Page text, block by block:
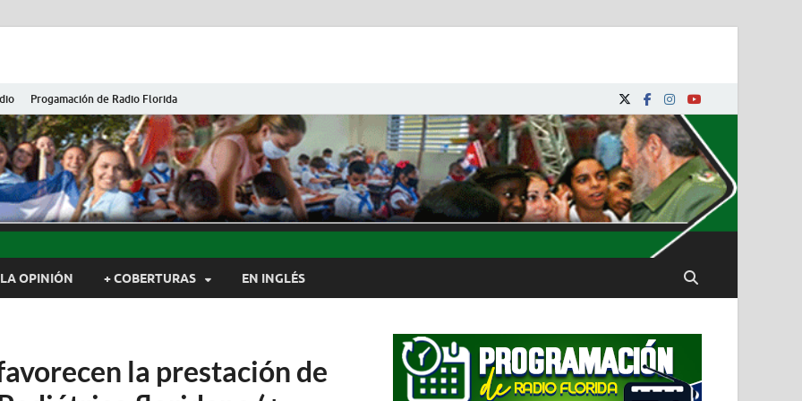
Progamación de Radio Florida
de Cuba
Camagüey, Cuba
LA OPINIÓN + COBERTURAS EN INGLÉS
la prestación de